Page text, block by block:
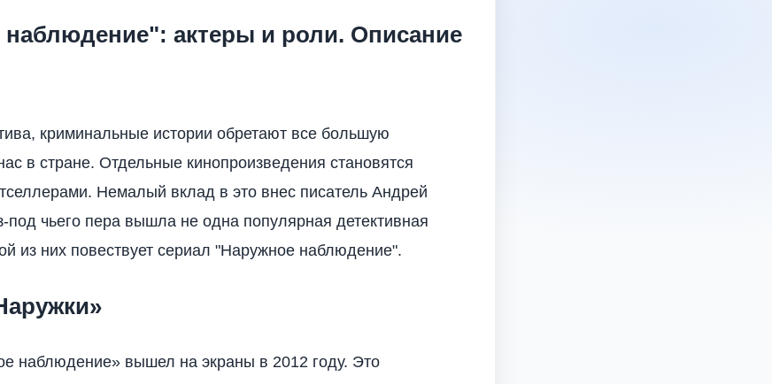
актеры и роли. Описание
криминальные истории обретают все большую
в стране. Отдельные кинопроизведения становятся
Немалый вклад в это внес писатель Андрей
под чьего пера вышла не одна популярная детективная
из них повествует сериал "Наружное наблюдение".
наблюдение» вышел на экраны в 2012 году. Это